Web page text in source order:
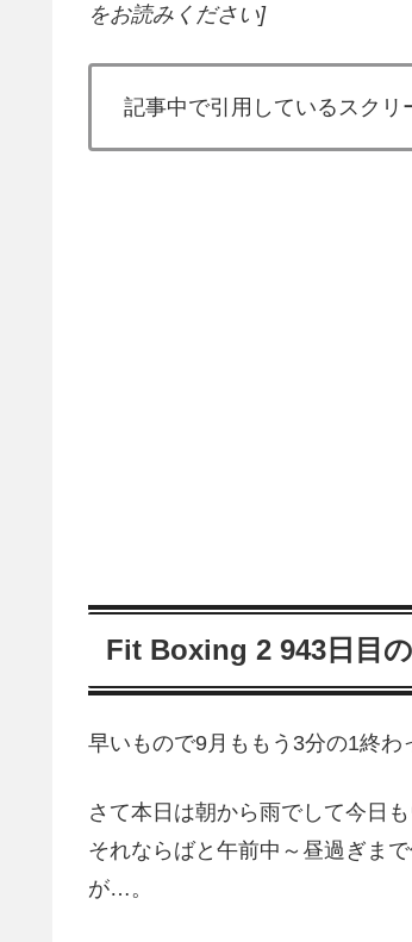
をお読みください]
記事中で引用しているスクリ
Fit Boxing 2 943日目
早いもので9月ももう3分の1終わ
さて本日は朝から雨でして今日
それならばと午前中～昼過ぎま
が…。